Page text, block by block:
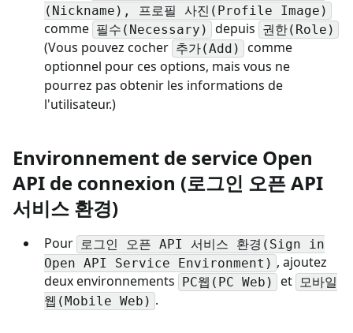
(Nickname), 프로필 사진(Profile Image)
comme 필수(Necessary) depuis 권한(Role)
(Vous pouvez cocher 추가(Add)
comme
optionnel pour ces options, mais vous ne
pourrez pas obtenir les informations de
l'utilisateur.)
Environnement de service Open
API de connexion (로그인 오픈 API
서비스 환경)
Pour
로그인 오픈 API 서비스 환경(Sign in
Open API Service Environment) , ajoutez
deux environnements PC웹(PC Web) et
모바일
웹(Mobile Web) .